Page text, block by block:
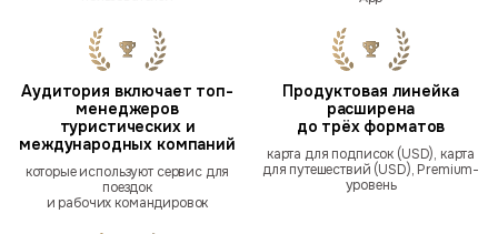
Аудитория включает топ-
менеджеров
туристических и
международных компаний
которые используют сервис для
поездок
и рабочих командировок
Продуктовая линейка
расширена
до трёх форматов
карта для подписок (USD), карта
для путешествий (USD), Premium-
уровень